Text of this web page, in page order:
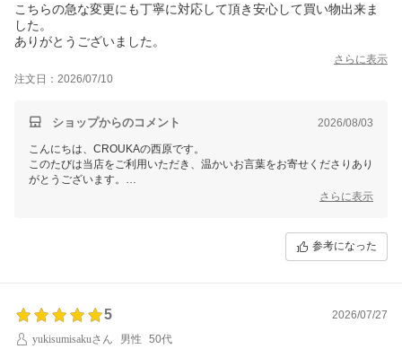
こちらの急な変更にも丁寧に対応して頂き安心して買い物出来ま
した。
ありがとうございました。
さらに表示
注文日：2026/07/10
ショップからのコメント 2026/08/03
こんにちは、CROUKAの西原です。
このたびは当店をご利用いただき、温かいお言葉をお寄せくださりあり
がとうございます。
急なご変更の際にも安心してお買い物いただけたとのことで、私どもも
さらに表示
参考になった
5
2026/07/27
yukisumisakuさん
男性 50代